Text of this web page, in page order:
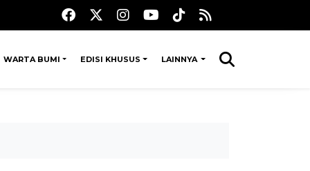
WARTA BUMI EDISI KHUSUS LAINNYA